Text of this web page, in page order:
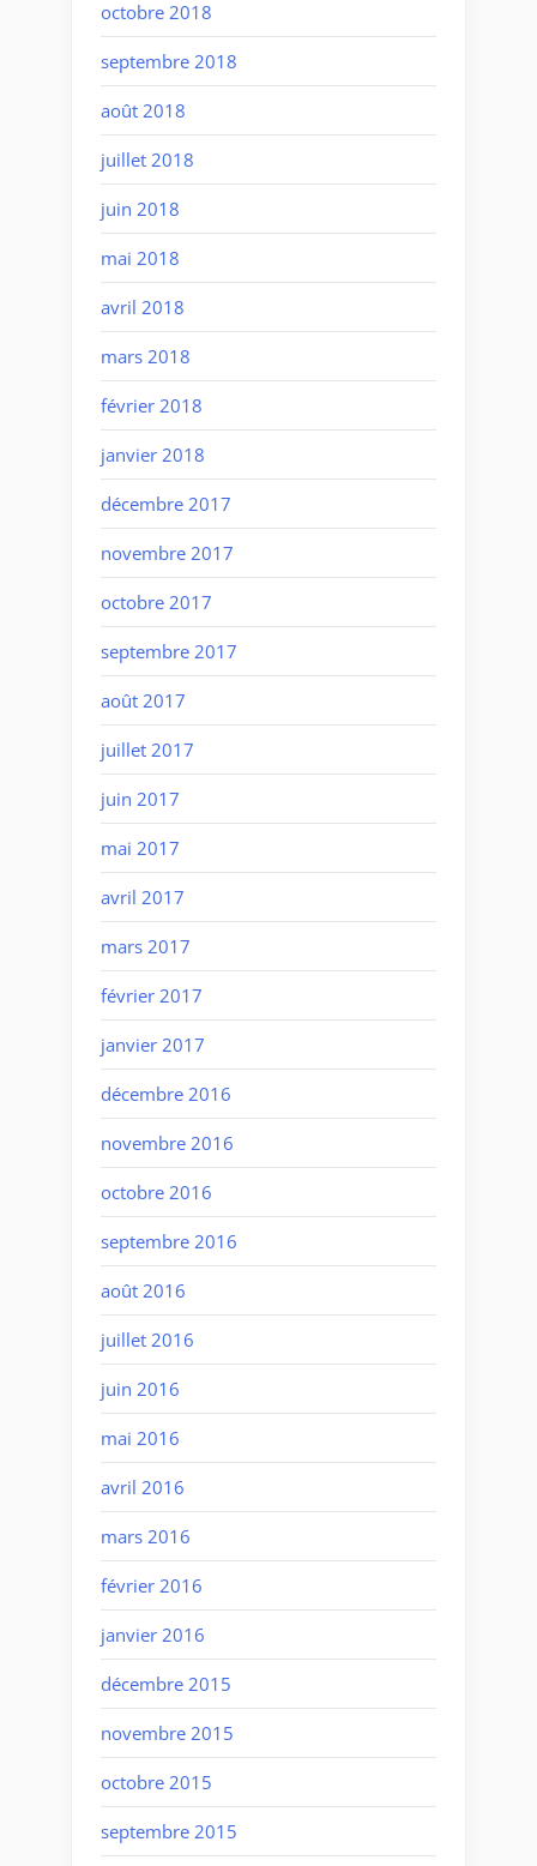
octobre 2018
septembre 2018
août 2018
juillet 2018
juin 2018
mai 2018
avril 2018
mars 2018
février 2018
janvier 2018
décembre 2017
novembre 2017
octobre 2017
septembre 2017
août 2017
juillet 2017
juin 2017
mai 2017
avril 2017
mars 2017
février 2017
janvier 2017
décembre 2016
novembre 2016
octobre 2016
septembre 2016
août 2016
juillet 2016
juin 2016
mai 2016
avril 2016
mars 2016
février 2016
janvier 2016
décembre 2015
novembre 2015
octobre 2015
septembre 2015